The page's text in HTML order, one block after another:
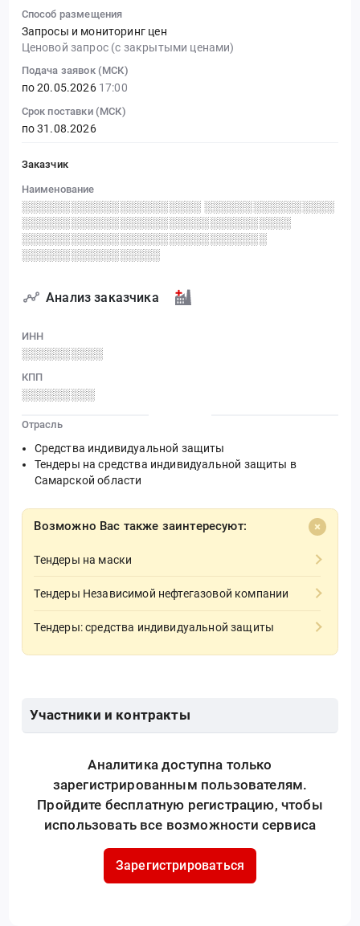
Способ размещения
Запросы и мониторинг цен
Ценовой запрос (с закрытыми ценами)
Подача заявок (МСК)
по 20.05.2026 17:00
Срок поставки (МСК)
по 31.08.2026
Заказчик
Наименование
░░░░░░░░░░░░░░░░░░░░░░ ░░░░░░░░░░░░░░░░
░░░░░░░░░░░░░░░░░░░░░░░░░░░░░░░░░
░░░░░░░░░░░░░░░░░░░░░░░░░░░░░░
░░░░░░░░░░░░░░░░░
Анализ заказчика
ИНН
░░░░░░░░░░
КПП
░░░░░░░░░
Отрасль
Средства индивидуальной защиты
Тендеры на средства индивидуальной защиты в
Самарской области
Возможно Вас также заинтересуют:
Тендеры на маски
Тендеры Независимой нефтегазовой компании
Тендеры: средства индивидуальной защиты
Участники и контракты
Аналитика доступна только
зарегистрированным пользователям.
Пройдите бесплатную регистрацию, чтобы
использовать все возможности сервиса
Зарегистрироваться